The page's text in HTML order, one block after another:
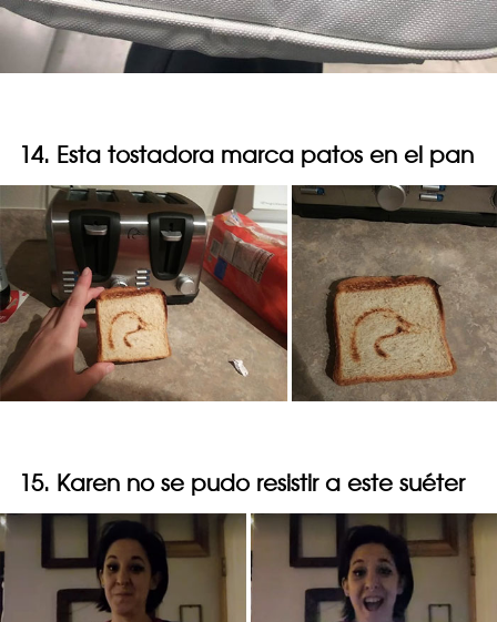
14. Esta tostadora marca patos en el pan
15. Karen no se pudo resistir a este suéter